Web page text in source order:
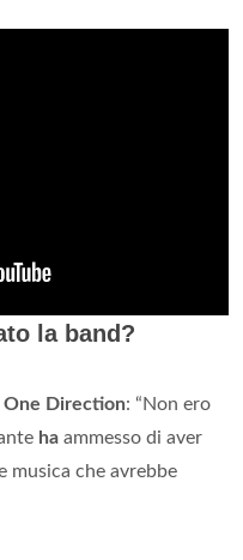
la band?
One Direction: “Non ero
ha ammesso di aver
musica che avrebbe